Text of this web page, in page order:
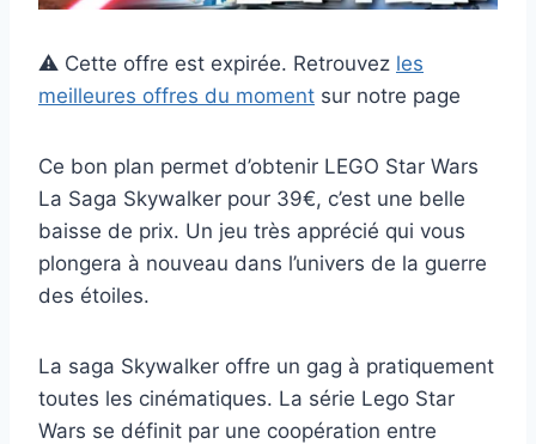
⚠️ Cette offre est expirée. Retrouvez les
meilleures offres du moment sur notre page
Ce bon plan permet d’obtenir LEGO Star Wars
La Saga Skywalker pour 39€, c’est une belle
baisse de prix. Un jeu très apprécié qui vous
plongera à nouveau dans l’univers de la guerre
des étoiles.
La saga Skywalker offre un gag à pratiquement
toutes les cinématiques. La série Lego Star
Wars se définit par une coopération entre